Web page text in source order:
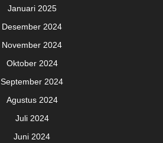
Januari 2025
Desember 2024
November 2024
Oktober 2024
September 2024
Agustus 2024
Juli 2024
Juni 2024